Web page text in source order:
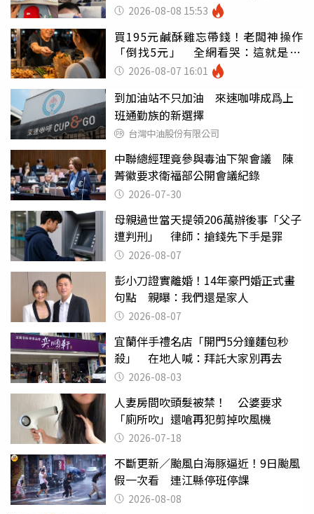
別亂喝
2026-08-08 15:53
買195元鹹酥雞忘帶錢！老闆神操作
「倒找5元」 全網看哭：這就是台
灣 2026-08-07 16:01
到加油站不只加油 來速咖啡成爲上
班通勤族的新選擇
台灣中油股份有限公司
中聯總經理竟參與毒油下架會議 陳
菁徽要求衛福部公開會議紀錄
2026-07-30
母親過世當天提領206萬辦後事「父子
遭判刑」 律師：搶錢先下手是罪
2026-08-07
彭小刀證實離婚！14年豪門婚正式畫
句點 親曝：我們還是家人
2026-08-07
宜蘭伴手禮名店「開門5分鐘麵包秒
殺」 在地人喊：拜託大家別再去
2026-08-03
人妻房間吹頭髮被禁！ 公婆要求
「廁所吹」還嗆再犯剪掉吹風機
2026-07-18
不斷更新／颱風白海豚逼近！9日颱風
假一次看 連江縣停班停課
2026-08-08